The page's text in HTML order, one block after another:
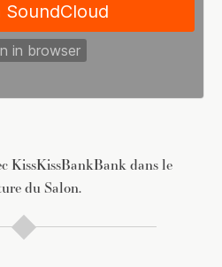
KissKissBankBank dans le
du Salon.